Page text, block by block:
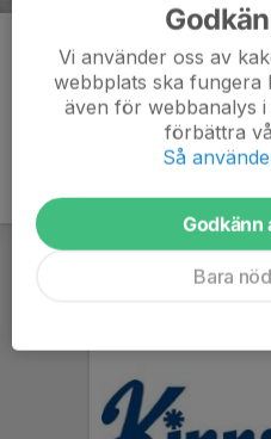
Kommentarer
Vi använder oss av
webbplats ska fungera
även för webbanalys
förbättra
Så
Godkänn
Bara